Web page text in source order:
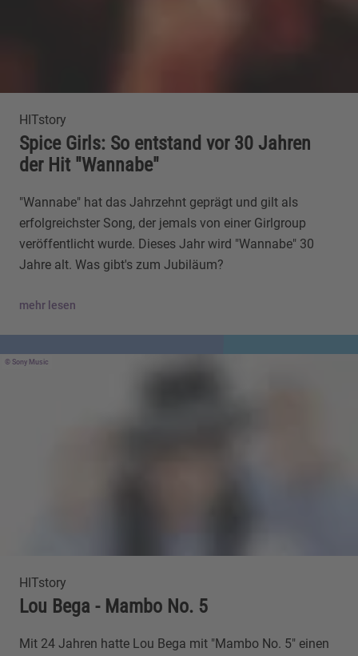
HITstory
Spice Girls: So entstand vor 30 Jahren
der Hit "Wannabe"
"Wannabe" hat das Jahrzehnt geprägt und gilt als
erfolgreichster Song, der jemals von einer Girlgroup
veröffentlicht wurde. Dieses Jahr wird "Wannabe" 30
Jahre alt. Was gibt's zum Jubiläum?
mehr lesen
Sony Music
HITstory
Lou Bega - Mambo No. 5
Mit 24 Jahren hatte Lou Bega mit "Mambo No. 5" einen